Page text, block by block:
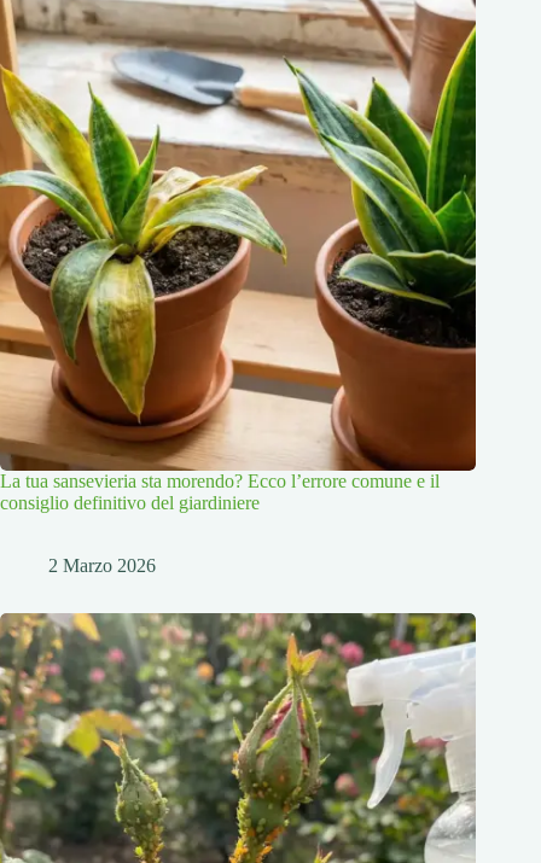
La tua sansevieria sta morendo? Ecco l’errore comune e il
consiglio definitivo del giardiniere
2 Marzo 2026